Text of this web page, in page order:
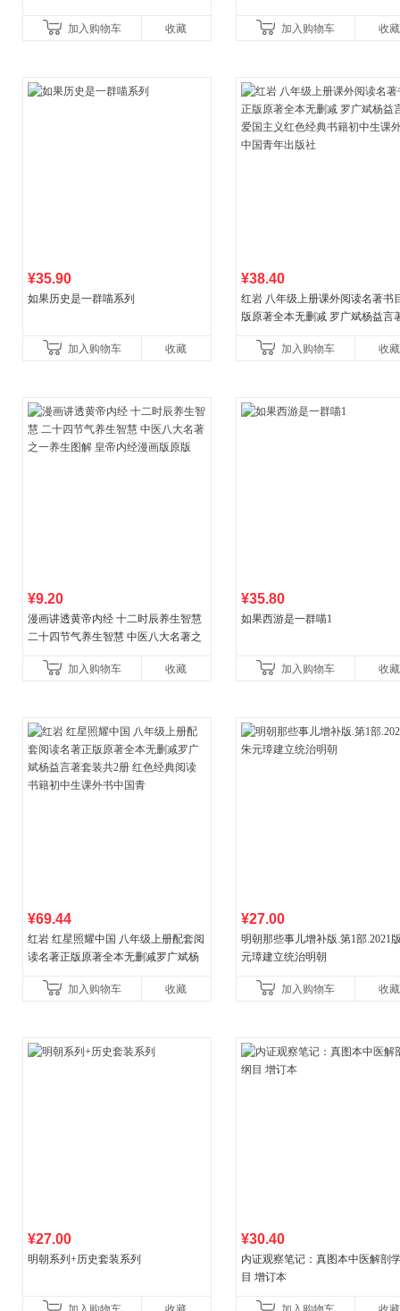
加入购物车 收藏 加入购物车 收藏
¥35.90
如果历史是一群喵系列
加入购物车 收藏
¥38.40
红岩 八年级上册课外阅读名著书
版原著全本无删减 罗广斌杨益言
国青年出版社加入购物车 收藏
¥9.20
漫画讲透黄帝内经 十二时辰养生智慧
二十四节气养生智慧 中医八大名著之
加入购物车
收藏
¥35.80
如果西游是一群喵1
加入购物车 收藏
¥69.44
红岩 红星照耀中国 八年级上册配套阅
读名著正版原著全本无删减罗广斌杨
初中生课外书中国青
加入购物车 收藏
¥27.00
明朝那些事儿增补版.第1部.2021
元璋建立统治明朝
加入购物车 收藏
¥27.00
明朝系列+历史套装系列
¥30.40
内证观察笔记：真图本中医解剖
目 增订本